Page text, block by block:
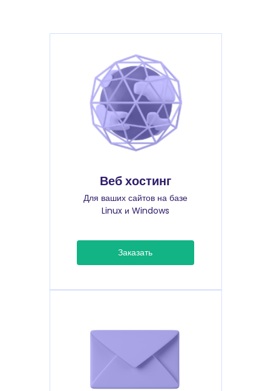
Веб хостинг
Для ваших сайтов на базе
Linux и Windows
Заказать